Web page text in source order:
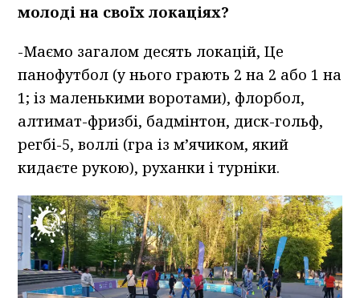
молоді на своїх локаціях?
-Маємо загалом десять локацій, Це
панофутбол (у нього грають 2 на 2 або 1 на
1; із маленькими воротами), флорбол,
алтимат-фризбі, бадмінтон, диск-гольф,
регбі-5, воллі (гра із м’ячиком, який
кидаєте рукою), руханки і турніки.